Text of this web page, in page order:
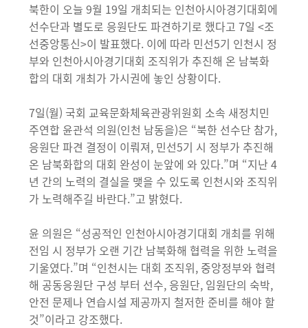
북한이 오늘 9월 19일 개최되는 인천아시아경기대회에
선수단과 별도로 응원단도 파견하기로 했다고 7일 <조
선중앙통신>이 발표했다. 이에 따라 민선5기 인천시 정
부와 인천아시아경기대회 조직위가 추진해 온 남북화
합의 대회 개최가 가시권에 놓인 상황이다.
7일(월) 국회 교육문화체육관광위원회 소속 새정치민
주연합 윤관석 의원(인천 남동을)은 “북한 선수단 참가,
응원단 파견 결정이 이뤄져, 민선5기 시 정부가 추진해
온 남북화합의 대회 완성이 눈앞에 와 있다.”며 “지난 4
년 간의 노력의 결실을 맺을 수 있도록 인천시와 조직위
가 노력해주길 바란다.”고 밝혔다.
윤 의원은 “성공적인 인천아시아경기대회 개최를 위해
전임 시 정부가 오랜 기간 남북화해 협력을 위한 노력을
기울였다.”며 “인천시는 대회 조직위, 중앙정부와 협력
해 공동응원단 구성 부터 선수, 응원단, 임원단의 숙박,
안전 문제나 연습시설 제공까지 철저한 준비를 해야 할
것”이라고 강조했다.